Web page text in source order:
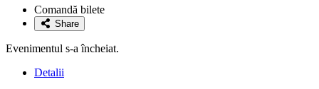
favoriteComandă bilete
Share
Evenimentul s-a încheiat.
Detalii